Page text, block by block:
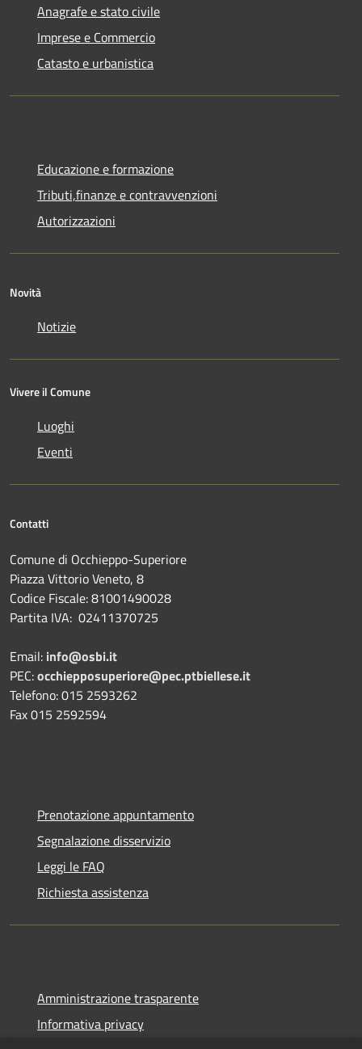
Anagrafe e stato civile
Imprese e Commercio
Catasto e urbanistica
Educazione e formazione
Tributi,finanze e contravvenzioni
Autorizzazioni
Novità
Notizie
Vivere il Comune
Luoghi
Eventi
Contatti
Comune di Occhieppo-Superiore
Piazza Vittorio Veneto, 8
Codice Fiscale: 81001490028
Partita IVA: 02411370725
Email: info@osbi.it
PEC:occhiepposuperiore@pec.ptbiellese.it
Telefono: 015 2593262
Fax 015 2592594
Prenotazione appuntamento
Segnalazione disservizio
Leggi le FAQ
Richiesta assistenza
Amministrazione trasparente
Informativa privacy